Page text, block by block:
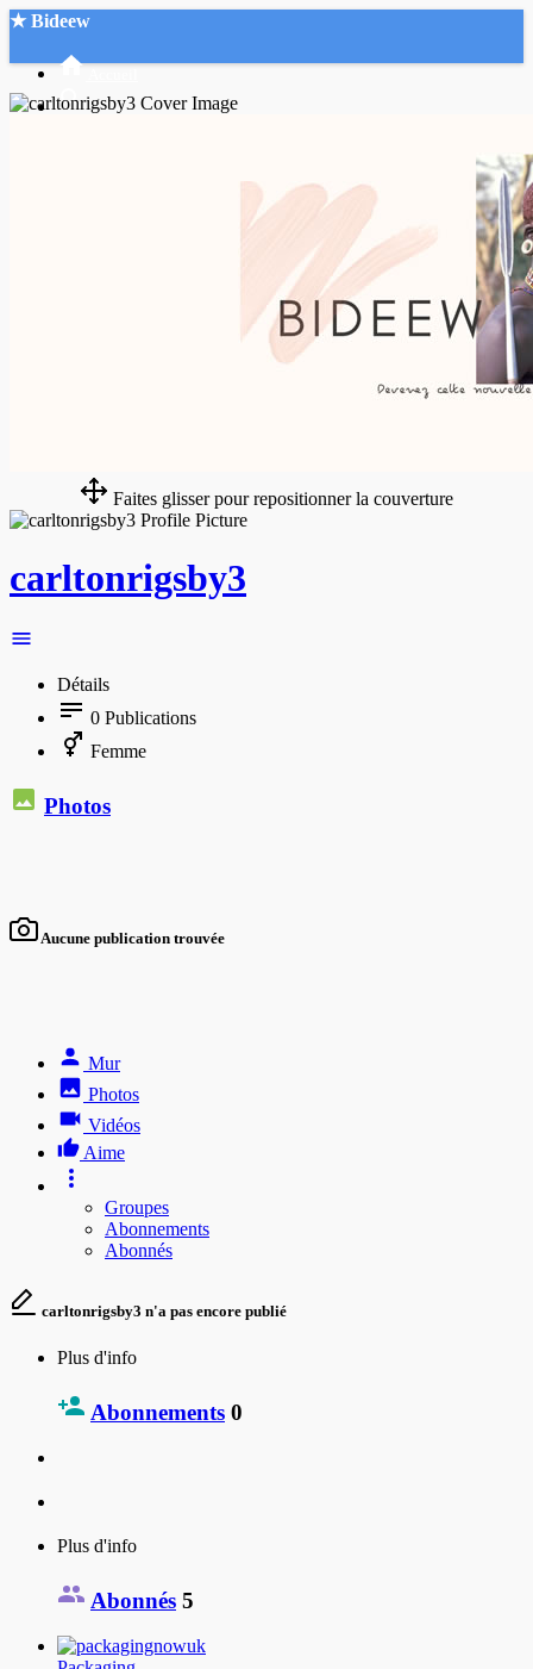
★ Bideew
Faites glisser pour repositionner la couverture
carltonrigsby3
Détails
0 Publications
Femme
Photos
Aucune publication trouvée
Mur
Photos
Vidéos
Aime
Groupes
Abonnements
Abonnés
carltonrigsby3 n'a pas encore publié
Plus d'info
Abonnements 0
Plus d'info
Abonnés 5